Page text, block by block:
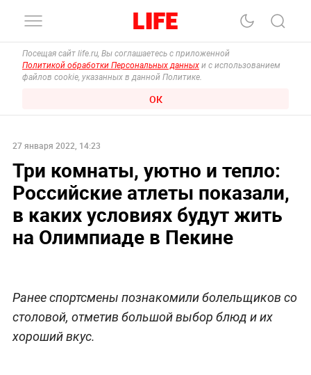
Посещая сайт life.ru, Вы соглашаетесь с приложенной
Политикой обработки Персональных данных и с использованием
файлов cookie, указанных в данной Политике.
ОК
27 января 2022, 14:23
Три комнаты, уютно и тепло:
Российские атлеты показали,
в каких условиях будут жить
на Олимпиаде в Пекине
Ранее спортсмены познакомили болельщиков со
столовой, отметив большой выбор блюд и их
хороший вкус.